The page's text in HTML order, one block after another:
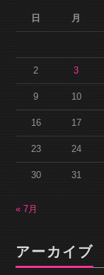
日
月
2 3
9 10
16 17
23 24
30 31
« 7月
アーカイブ